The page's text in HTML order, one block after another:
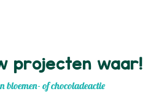
projecten waar!
bloemen- of chocoladeactie